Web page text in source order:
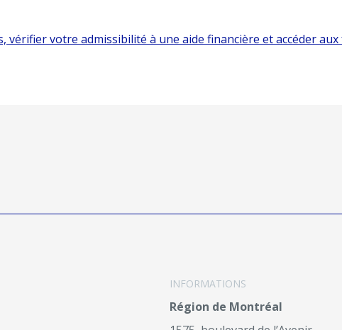
vérifier votre admissibilité à une aide financière et accéder
INFORMATIONS
Région de Montréal